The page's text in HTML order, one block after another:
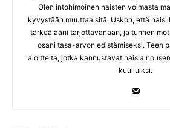
Olen intohimoinen naisten voimasta
kyvystään muuttaa sitä. Uskon, että
tärkeä ääni tarjottavanaan, ja tunnen
osani tasa-arvon edistämiseksi. Teen
aloitteita, jotka kannustavat naisia
kuulluiksi.